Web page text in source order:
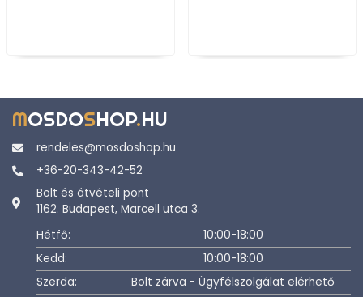
MOSDOSHOP.HU
rendeles@mosdoshop.hu
+36-20-343-42-52
Bolt és átvételi pont
1162. Budapest, Marcell utca 3.
Hétfő:
10:00-18:00
Kedd:
10:00-18:00
Szerda:
Bolt zárva - Ügyfélszolgálat elérhető